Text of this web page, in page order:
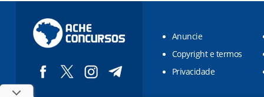
Anuncie
Copyright e termos
Privacidade